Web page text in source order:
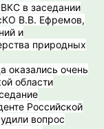
в заседании
В.В. Ефремов,
и
природных
очень
области
Российской
вопрос